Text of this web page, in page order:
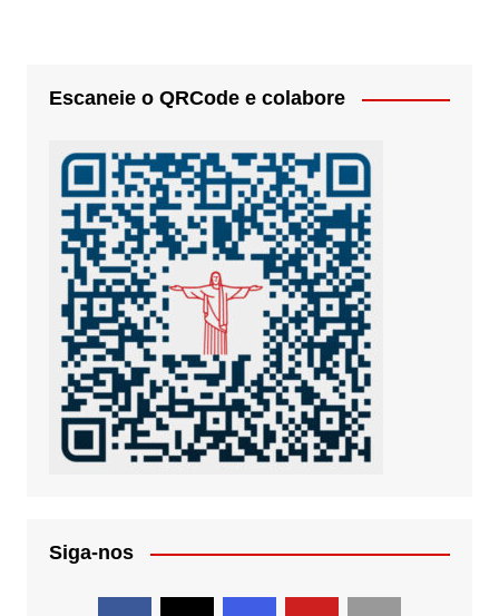
Escaneie o QRCode e colabore
Siga-nos